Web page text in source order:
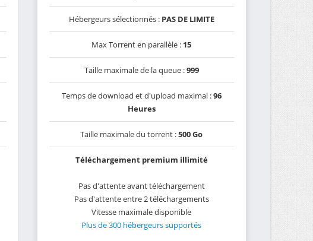
Hébergeurs sélectionnés : PAS DE LIMITE
Max Torrent en parallèle : 15
Taille maximale de la queue :999
Temps de download et d'upload maximal :96
Heures
Taille maximale du torrent :500 Go
Téléchargement premium illimité
Pas d'attente avant téléchargement
Pas d'attente entre 2 téléchargements
Vitesse maximale disponible
Plus de 300 hébergeurs supportés